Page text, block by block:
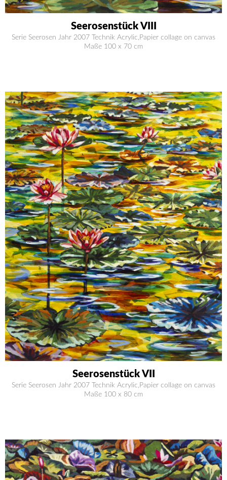
Seerosenstück VIII
Serie Seerosen Jahr 2007 Technik Acrylic,Papier collage on canvas
Maße 100 x 70 cm
Seerosenstück VII
Serie Seerosen Jahr 2007 Technik Acrylic,Papier collage on canvas
Maße 100 x 80 cm